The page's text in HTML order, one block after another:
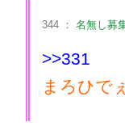
344 ： 名無し募
>>331
まろひで